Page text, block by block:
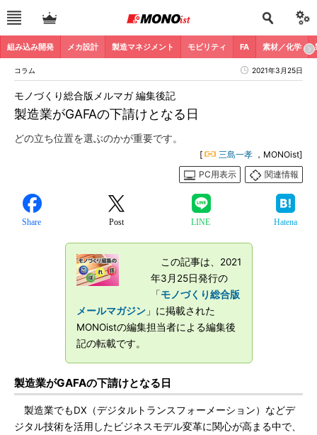
組み込み開発 メカ設計 製造マネジメント モビリティ FA 素材／化学
コラム 2021年3月25日
製造業がGAFAの下請けとなる日
モノづくり総合版メルマガ 編集後記
どの立ち位置を選ぶのかが重要です。
[ 三島一孝 ，MONOist]
PC用表示
関連情報
Share Post LINE Hatena
この記事は、2021
年3月25日発行の
「モノづくり総合版
メールマガジン」に掲載された
MONOistの編集担当者による編集後
記の転載です。
製造業がGAFAの下請けとなる日
製造業でもDX（デジタルトランスフォーメーション）などデ
ジタル技術を活用したビジネスモデル変革に関心が高まる中で、